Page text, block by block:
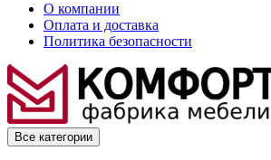
О компании
Оплата и доставка
Политика безопасности
Все категории